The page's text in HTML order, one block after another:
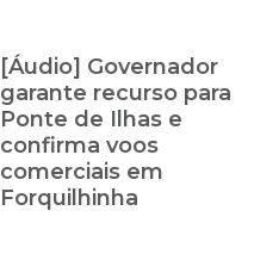
[Áudio] Governador
garante recurso para
Ponte de Ilhas e
confirma voos
comerciais em
Forquilhinha